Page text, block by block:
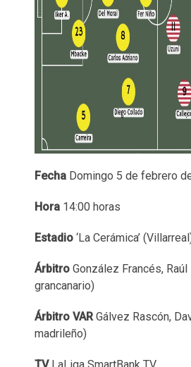
Fecha Domingo 5 de febrero
Hora 14:00 horas
Estadio ‘La Cerámica’
Árbitro González Francés,
grancanario)
Árbitro VAR Gálvez Rascón,
madrileño)
TV LaLiga SmartBank TV